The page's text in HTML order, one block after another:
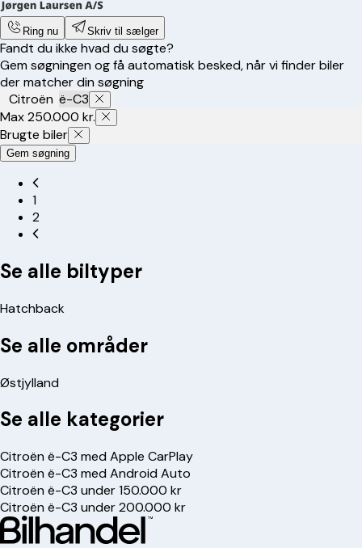
Ring nu Skriv til sælger
Fandt du ikke hvad du søgte?
Gem søgningen og få automatisk besked, når vi finder biler
der matcher din søgning
Citroën ë-C3
Max 250.000 kr.
Brugte biler
Gem søgning
1
2
Se alle biltyper
Hatchback
Se alle områder
Østjylland
Se alle kategorier
Citroën ë-C3 med Apple CarPlay
Citroën ë-C3 med Android Auto
Citroën ë-C3 under 150.000 kr
Citroën ë-C3 under 200.000 kr